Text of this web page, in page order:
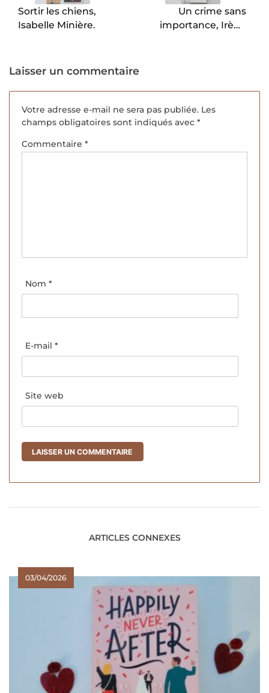
Sortir les chiens,
Isabelle Minière.
Un crime sans
importance, Irène
Laisser un commentaire
Votre adresse e-mail ne sera pas publiée. Les
champs obligatoires sont indiqués avec *
Commentaire *
Nom *
E-mail *
Site web
ARTICLES CONNEXES
03/04/2026